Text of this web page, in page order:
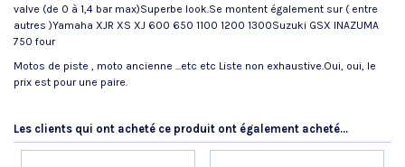
valve (de 0 à 1,4 bar max)Superbe look.Se montent également sur ( entre
autres )Yamaha XJR XS XJ 600 650 1100 1200 1300Suzuki GSX INAZUMA
750 four
Motos de piste , moto ancienne ...etc etc Liste non exhaustive.Oui, oui, le
prix est pour une paire.
Les clients qui ont acheté ce produit ont également acheté...